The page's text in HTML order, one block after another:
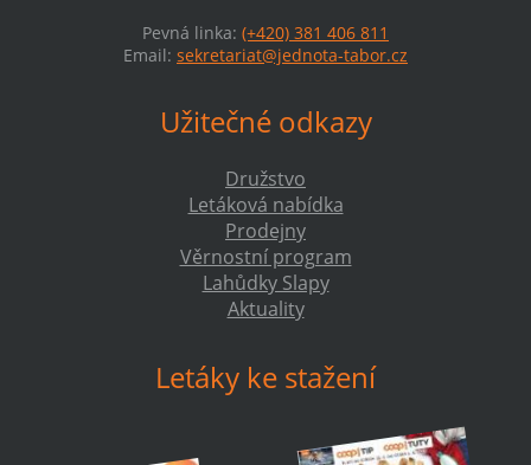
Pevná linka: (+420) 381 406 811
Email: sekretariat@jednota-tabor.cz
Užitečné odkazy
Družstvo
Letáková nabídka
Prodejny
Věrnostní program
Lahůdky Slapy
Aktuality
Letáky ke stažení